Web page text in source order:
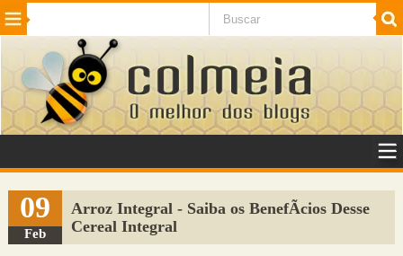
Beleza Cinema e TV
Internet Jogos NotÃ­cias SaÃºde
VeÃ­culos Adulto
Sugerir Link
Adicionar Blog
09
Feb
Arroz Integral - Saiba os BenefÃ­cios Desse
Cereal Integral